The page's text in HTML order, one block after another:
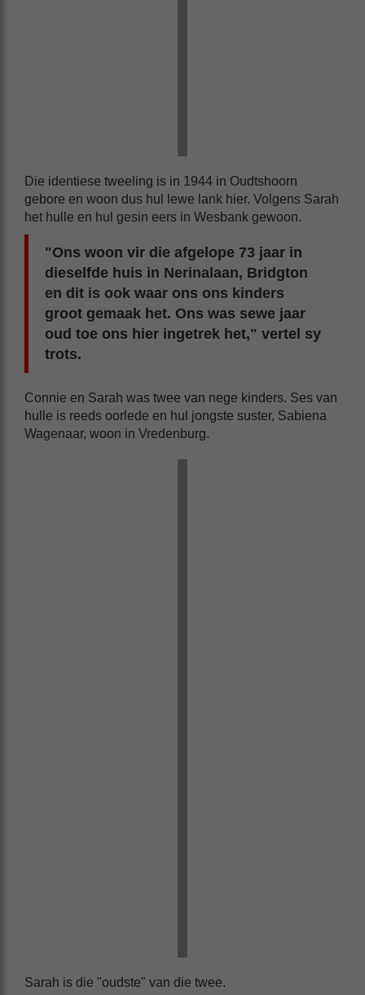
Die identiese tweeling is in 1944 in Oudtshoorn
gebore en woon dus hul lewe lank hier. Volgens Sarah
het hulle en hul gesin eers in Wesbank gewoon.
"Ons woon vir die afgelope 73 jaar in
dieselfde huis in Nerinalaan, Bridgton
en dit is ook waar ons ons kinders
groot gemaak het. Ons was sewe jaar
oud toe ons hier ingetrek het," vertel sy
trots.
Connie en Sarah was twee van nege kinders. Ses van
hulle is reeds oorlede en hul jongste suster, Sabiena
Wagenaar, woon in Vredenburg.
Sarah is die "oudste" van die twee.